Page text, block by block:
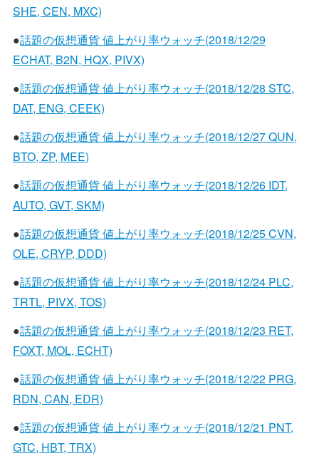
SHE, CEN, MXC)
●話題の仮想通貨 値上がり率ウォッチ(2018/12/29
ECHAT, B2N, HQX, PIVX)
●話題の仮想通貨 値上がり率ウォッチ(2018/12/28 STC,
DAT, ENG, CEEK)
●話題の仮想通貨 値上がり率ウォッチ(2018/12/27 QUN,
BTO, ZP, MEE)
●話題の仮想通貨 値上がり率ウォッチ(2018/12/26 IDT,
AUTO, GVT, SKM)
●話題の仮想通貨 値上がり率ウォッチ(2018/12/25 CVN,
OLE, CRYP, DDD)
●話題の仮想通貨 値上がり率ウォッチ(2018/12/24 PLC,
TRTL, PIVX, TOS)
●話題の仮想通貨 値上がり率ウォッチ(2018/12/23 RET,
FOXT, MOL, ECHT)
●話題の仮想通貨 値上がり率ウォッチ(2018/12/22 PRG,
RDN, CAN, EDR)
●話題の仮想通貨 値上がり率ウォッチ(2018/12/21 PNT,
GTC, HBT, TRX)